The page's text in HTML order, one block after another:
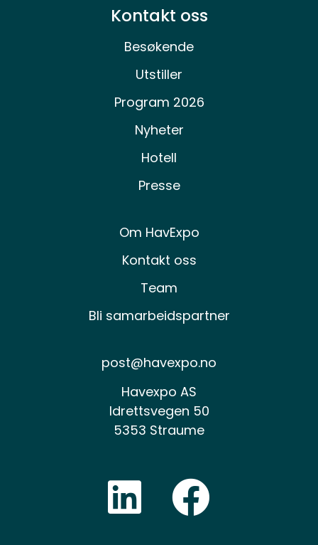
Kontakt oss
Besøkende
Utstiller
Program 2026
Nyheter
Hotell
Presse
Om HavExpo
Kontakt oss
Team
Bli samarbeidspartner
post@havexpo.no
Havexpo AS
Idrettsvegen 50
5353 Straume